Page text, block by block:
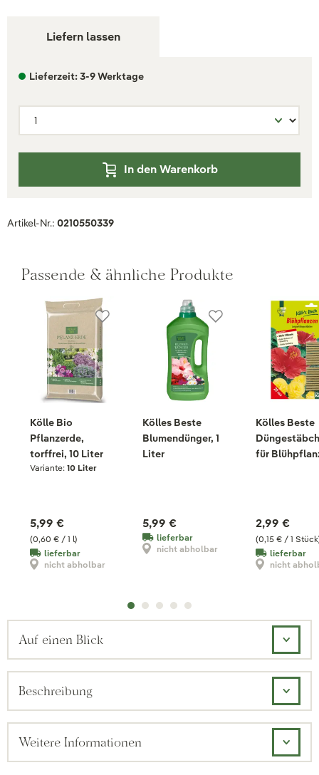
Liefern lassen
Lieferzeit: 3-9 Werktage
In den Warenkorb
Artikel-Nr.: 0210550339
Passende & ähnliche Produkte
Kölle Bio
Pflanzerde,
torffrei, 10 Liter
Variante: 10 Liter
(0,60 € / 1 l)
5,99 €
lieferbar
nicht abholbar
Kölles Beste
Blumendünger, 1
Liter
5,99 €
lieferbar
nicht abholbar
Kölles Beste
für
(0,15 € / 1
2,99 €
lieferbar
nicht
Auf einen Blick
Beschreibung
Weitere Informationen